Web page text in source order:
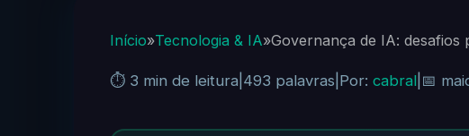
Início»Tecnologia & IA»Governança de IA: desafios
⏱️ 3 min de leitura 493 palavras Por: cabral 📅